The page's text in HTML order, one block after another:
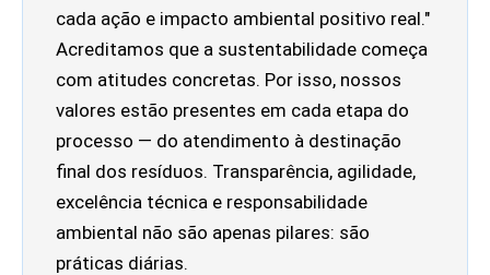
cada ação e impacto ambiental positivo real."
Acreditamos que a sustentabilidade começa
com atitudes concretas. Por isso, nossos
valores estão presentes em cada etapa do
processo — do atendimento à destinação
final dos resíduos. Transparência, agilidade,
excelência técnica e responsabilidade
ambiental não são apenas pilares: são
práticas diárias.